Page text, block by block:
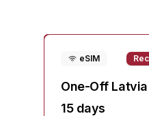
eSIM
One-Off
15 days